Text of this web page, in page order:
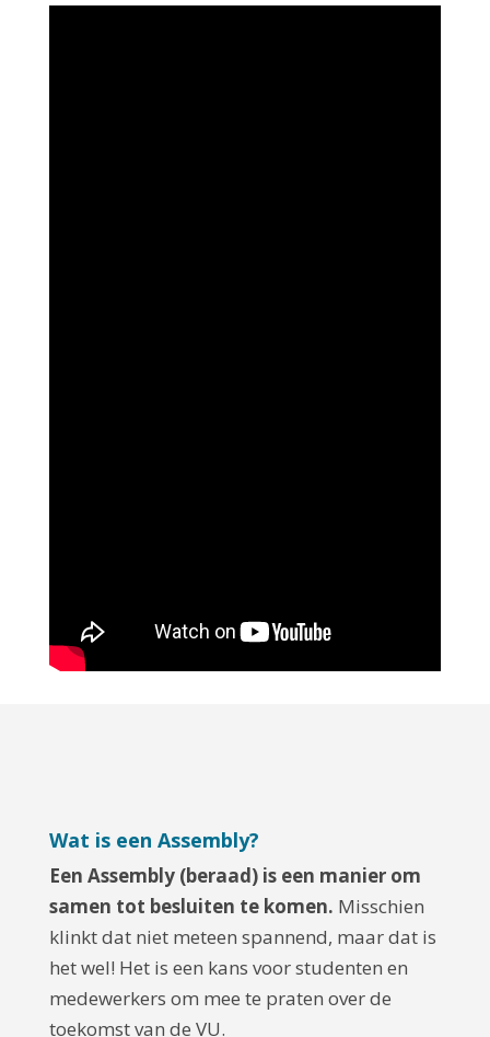
Wat is een Assembly?
Een Assembly (beraad) is een manier om
samen tot besluiten te komen. Misschien
klinkt dat niet meteen spannend, maar dat is
het wel! Het is een kans voor studenten en
medewerkers om mee te praten over de
toekomst van de VU.